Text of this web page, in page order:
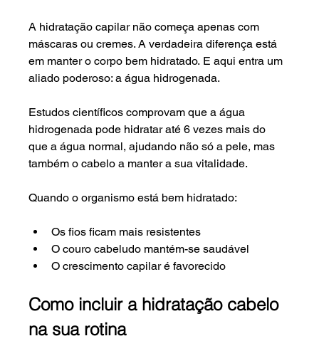
A hidratação capilar não começa apenas com
máscaras ou cremes. A verdadeira diferença está
em manter o corpo bem hidratado. E aqui entra um
aliado poderoso: a água hidrogenada.
Estudos científicos comprovam que a água
hidrogenada pode hidratar até 6 vezes mais do
que a água normal, ajudando não só a pele, mas
também o cabelo a manter a sua vitalidade.
Quando o organismo está bem hidratado:
Os fios ficam mais resistentes
O couro cabeludo mantém-se saudável
O crescimento capilar é favorecido
Como incluir a hidratação cabelo
na sua rotina